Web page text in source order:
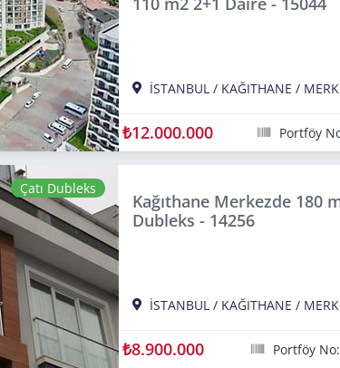
İSTANBUL / KAĞITHANE /
₺12.000.000 Portföy
Çatı Dubleks
Kağıthane Merkezde 180
Dubleks - 14256
İSTANBUL / KAĞITHANE /
₺8.900.000 Portföy